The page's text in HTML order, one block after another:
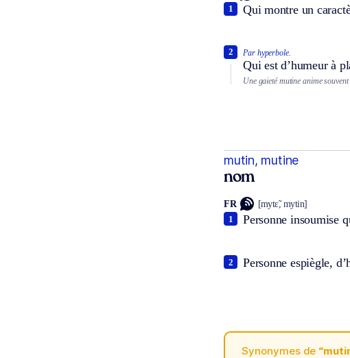
Qui montre un
1
Par hyperbole.
Qui est d’humeur à
2
Une gaieté mutine anime souvent
mutin, mutine
nom
FR [mytɛ̃, mytin]
Personne insoumise
1
Personne espiègle,
2
Synonymes de